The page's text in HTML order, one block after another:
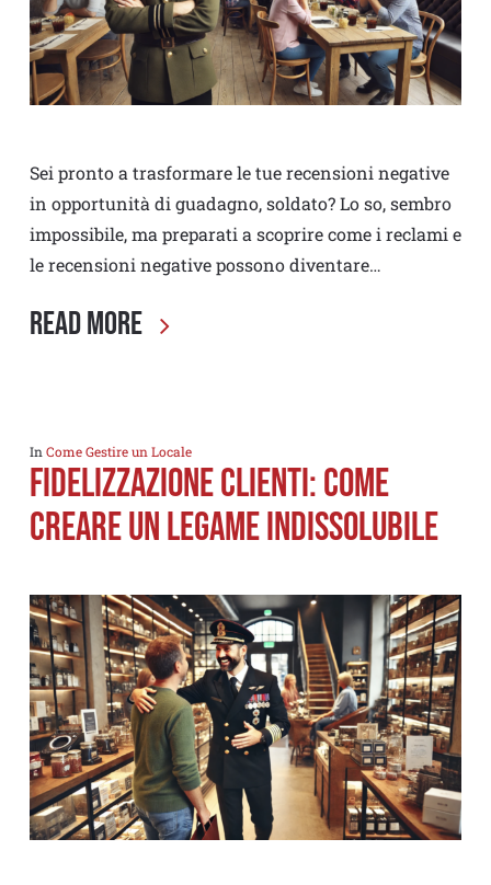
Sei pronto a trasformare le tue recensioni negative
in opportunità di guadagno, soldato? Lo so, sembro
impossibile, ma preparati a scoprire come i reclami e
le recensioni negative possono diventare…
Read More
In Come Gestire un Locale
Fidelizzazione clienti: Come
Creare un Legame Indissolubile